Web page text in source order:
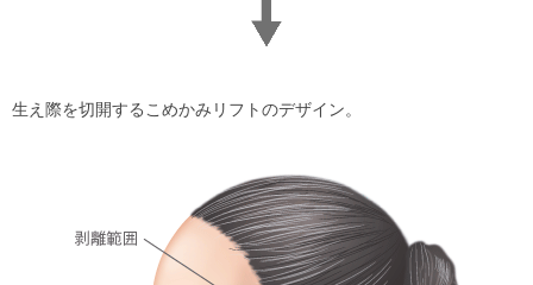
生え際を切開するこめかみリフトのデザイン。